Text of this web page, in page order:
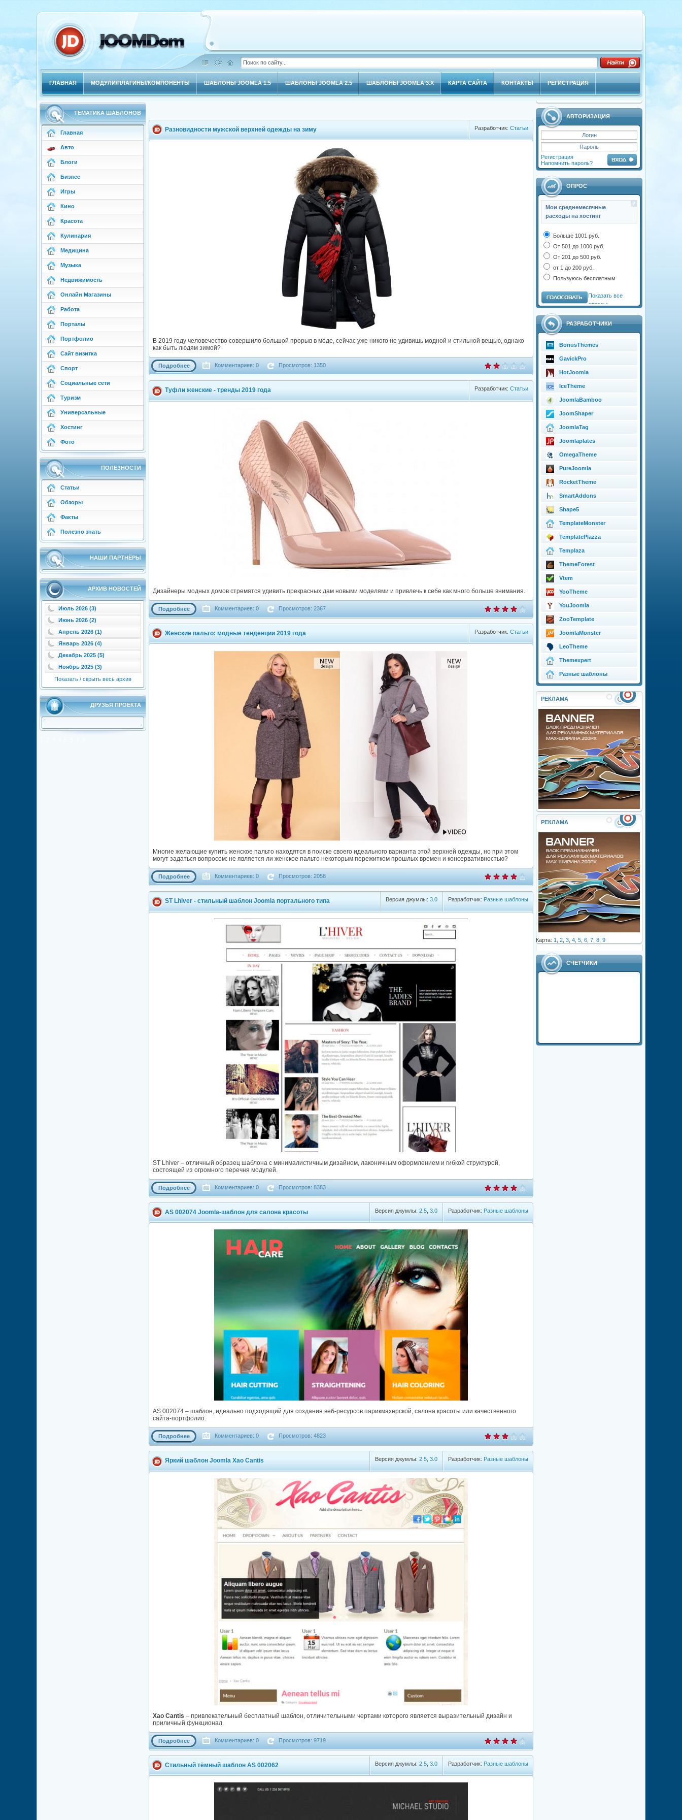
ГЛАВНАЯ МОДУЛИ/ПЛАГИНЫ/КОМПОНЕНТЫ ШАБЛОНЫ JOOMLA 1.5 ШАБЛОНЫ JOOMLA 2.5 ШАБЛОНЫ JOOMLA 3.X КАРТА САЙТА КОНТАКТЫ РЕГИСТРАЦИЯ
ТЕМАТИКА ШАБЛОНОВ
Главная
Авто
Блоги
Бизнес
Игры
Кино
Красота
Кулинария
Медицина
Музыка
Недвижимость
Онлайн Магазины
Работа
Порталы
Портфолио
Сайт визитка
Спорт
Социальные сети
Туризм
Универсальные
Хостинг
Фото
ПОЛЕЗНОСТИ
Статьи
Обзоры
Факты
Полезно знать
НАШИ ПАРТНЁРЫ
АРХИВ НОВОСТЕЙ
Июль 2026 (3)
Июнь 2026 (2)
Апрель 2026 (1)
Январь 2026 (4)
Декабрь 2025 (5)
Ноябрь 2025 (3)
Показать / скрыть весь архив
ДРУЗЬЯ ПРОЕКТА
АВТОРИЗАЦИЯ
Регистрация
Напомнить пароль?
ОПРОС
Мои среднемесячные
расходы на хостинг
Больше 1001 руб.
От 501 до 1000 руб.
От 201 до 500 руб.
от 1 до 200 руб.
Пользуюсь бесплатным
Показать все
опросы
РАЗРАБОТЧИКИ
BonusThemes
GavickPro
HotJoomla
IceTheme
JoomlaBamboo
JoomShaper
JoomlaTag
Joomlaplates
OmegaTheme
PureJoomla
RocketTheme
SmartAddons
Shape5
TemplateMonster
TemplatePlazza
Templaza
ThemeForest
Vtem
YooTheme
YouJoomla
ZooTemplate
JoomlaMonster
LeoTheme
Themexpert
Разные шаблоны
РЕКЛАМА
РЕКЛАМА
Карта: 1 2 3 4 5 6 7 8 9
СЧЕТЧИКИ
Разработчик: Статьи
Разновидности мужской верхней одежды на зиму
В 2019 году человечество совершило большой прорыв в моде, сейчас уже никого не удивишь модной и стильной вещью, однако
как быть людям зимой?
Подробнее Комментариев: 0 Просмотров: 1350
Разработчик: Статьи
Туфли женские - тренды 2019 года
Дизайнеры модных домов стремятся удивить прекрасных дам новыми моделями и привлечь к себе как много больше внимания.
Подробнее Комментариев: 0 Просмотров: 2367
Разработчик: Статьи
Женские пальто: модные тенденции 2019 года
Многие желающие купить женское пальто находятся в поиске своего идеального варианта этой верхней одежды, но при этом
могут задаться вопросом: не является ли женское пальто некоторым пережитком прошлых времен и консервативностью?
Подробнее Комментариев: 0 Просмотров: 2058
Разработчик: Разные шаблоны
Версия джумлы: 3.0
ST Lhiver - стильный шаблон Joomla портального типа
ST Lhiver – отличный образец шаблона с минималистичным дизайном, лаконичным оформлением и гибкой структурой,
состоящей из огромного перечня модулей.
Подробнее Комментариев: 0 Просмотров: 8383
Разработчик: Разные шаблоны
Версия джумлы: 2.5 3.0
AS 002074 Joomla-шаблон для салона красоты
AS 002074 – шаблон, идеально подходящий для создания веб-ресурсов парикмахерской, салона красоты или качественного
сайта-портфолио.
Подробнее Комментариев: 0 Просмотров: 4823
Разработчик: Разные шаблоны
Версия джумлы: 2.5 3.0
Яркий шаблон Joomla Xao Cantis
Xao Cantis – привлекательный бесплатный шаблон, отличительными чертами которого является выразительный дизайн и
приличный функционал.
Подробнее Комментариев: 0 Просмотров: 9719
Разработчик: Разные шаблоны
Версия джумлы: 2.5 3.0
Стильный тёмный шаблон AS 002062